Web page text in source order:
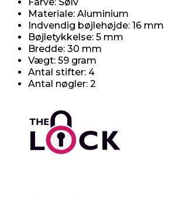
Materiale: Aluminium
Indvendig bøjlehøjde: 16 mm
Bøjletykkelse: 5 mm
Bredde: 30 mm
Vægt: 59 gram
Antal stifter: 4
Antal nøgler: 2